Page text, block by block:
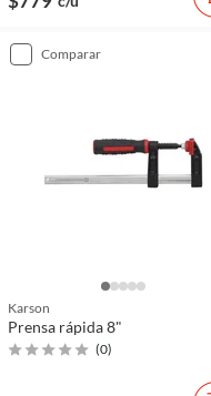
comparar
Karson
Prensa rápida 8"
(0)